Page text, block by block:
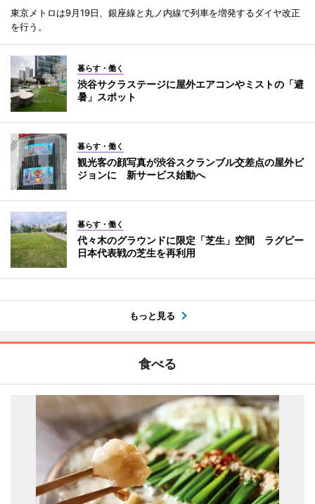
東京メトロは9月19日、銀座線と丸ノ内線で列車を増発するダイヤ改正
を行う。
暮らす・働く
渋谷サクラステージに屋外エアコンやミストの「避
暑」スポット
暮らす・働く
観光客の顔写真が渋谷スクランブル交差点の屋外ビ
ジョンに 新サービス始動へ
暮らす・働く
代々木のグラウンドに限定「芝生」空間 ラグビー
日本代表戦の芝生を再利用
もっと見る
食べる